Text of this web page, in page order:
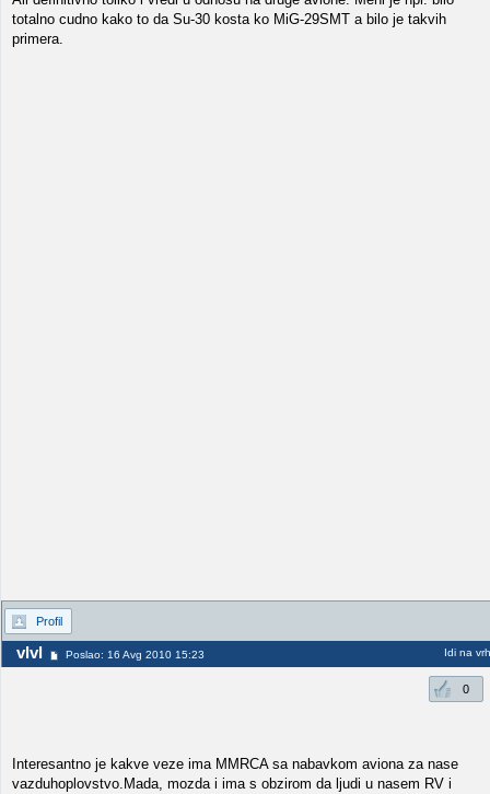
totalno cudno kako to da Su-30 kosta ko MiG-29SMT a bilo je takvih
primera.
Profil
vlvl Poslao: 16 Avg 2010 15:23 Idi na vrh
0
Interesantno je kakve veze ima MMRCA sa nabavkom aviona za nase
vazduhoplovstvo.Mada, mozda i ima s obzirom da ljudi u nasem RV i